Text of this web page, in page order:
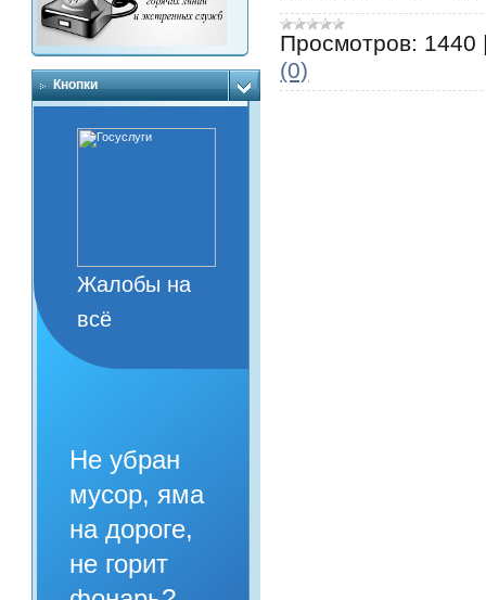
Кнопки
Жалобы на
всё
Не убран
мусор, яма
на дороге,
не горит
Просмотров: 1440
(0)